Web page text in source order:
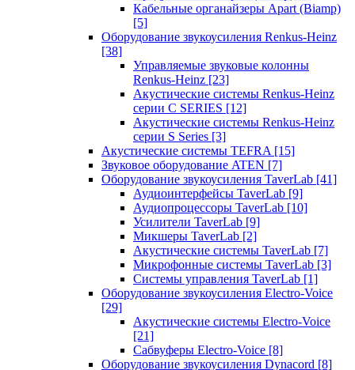
Кабельные органайзеры Apart (Biamp)
[5]
Оборудование звукоусиления Renkus-Heinz
[38]
Управляемые звуковые колонны
Renkus-Heinz [23]
Акустические системы Renkus-Heinz
серии C SERIES [12]
Акустические системы Renkus-Heinz
серии S Series [3]
Акустические системы TEFRA [15]
Звуковое оборудование ATEN [7]
Оборудование звукоусиления TaverLab [41]
Аудиоинтерфейсы TaverLab [9]
Аудиопроцессоры TaverLab [10]
Усилители TaverLab [9]
Микшеры TaverLab [2]
Акустические системы TaverLab [7]
Микрофонные системы TaverLab [3]
Системы управления TaverLab [1]
Оборудование звукоусиления Electro-Voice
[29]
Акустические системы Electro-Voice
[21]
Сабвуферы Electro-Voice [8]
Оборудование звукоусиления Dynacord [8]